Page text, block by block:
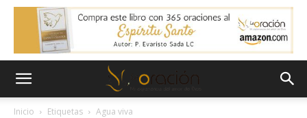
Inicio Etiquetas Agua viva